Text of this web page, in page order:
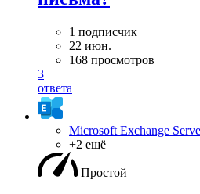
1 подписчик
22 июн.
168 просмотров
3
ответа
Microsoft Exchange
+2 ещё
Простой